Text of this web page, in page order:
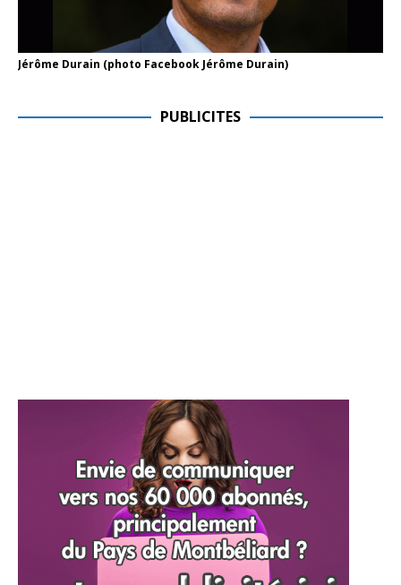
Jérôme Durain (photo Facebook Jérôme Durain)
PUBLICITES